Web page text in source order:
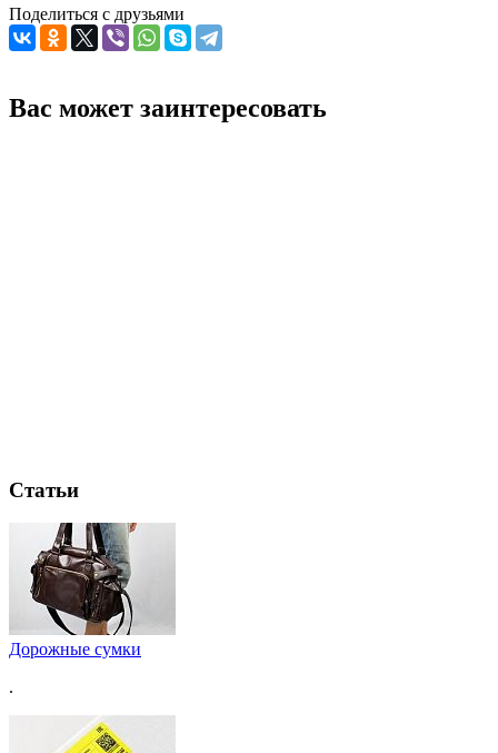
Поделиться с друзьями
Вас может заинтересовать
Статьи
Дорожные сумки
.